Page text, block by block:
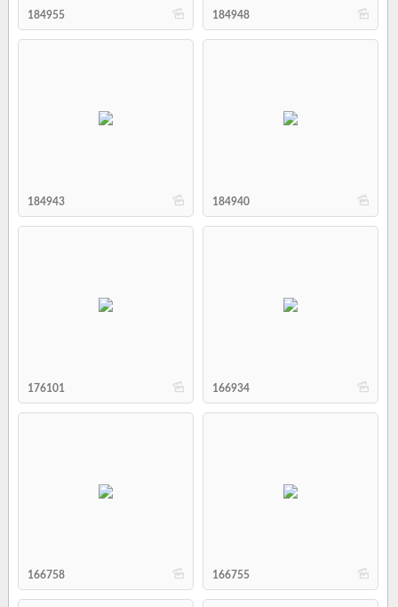
b
184955 b
184948
b
184943 b
184940
b
176101 b
166934
b
166758 b
166755